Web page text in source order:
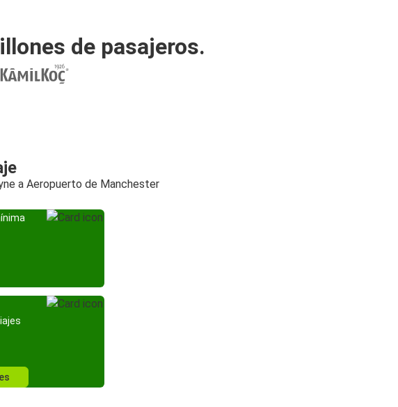
de pasajeros.
a Aeropuerto de Manchester